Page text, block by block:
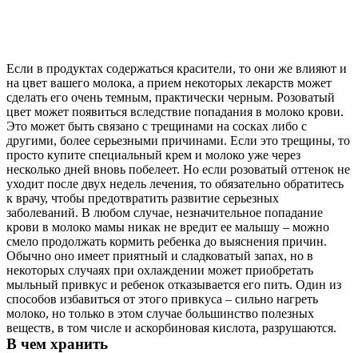
Если в продуктах содержаться красители, то они же влияют и
на цвет вашего молока, а прием некоторых лекарств может
сделать его очень темным, практически черным. Розоватый
цвет может появиться вследствие попадания в молоко крови.
Это может быть связано с трещинами на сосках либо с
другими, более серьезными причинами. Если это трещины, то
просто купите специальный крем и молоко уже через
несколько дней вновь побелеет. Но если розоватый оттенок не
уходит после двух недель лечения, то обязательно обратитесь
к врачу, чтобы предотвратить развитие серьезных
заболеваний. В любом случае, незначительное попадание
крови в молоко мамы никак не вредит ее малышу – можно
смело продолжать кормить ребенка до выяснения причин.
Обычно оно имеет приятный и сладковатый запах, но в
некоторых случаях при охлаждении может приобретать
мыльный привкус и ребенок отказывается его пить. Один из
способов избавиться от этого привкуса – сильно нагреть
молоко, но только в этом случае большинство полезных
веществ, в том числе и аскорбиновая кислота, разрушаются.
В чем хранить